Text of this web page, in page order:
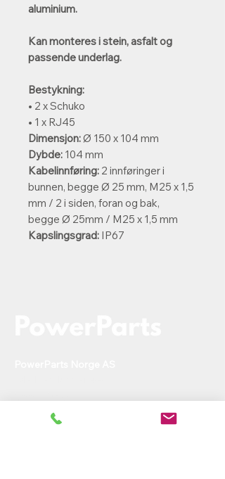
aluminium.
Kan monteres i stein, asfalt og
passende underlag.
Bestykning:
• 2 x Schuko
• 1 x RJ45
Dimensjon:Ø 150 x 104 mm
Dybde: 104 mm
Kabelinnføring: 2 innføringer i
bunnen, begge Ø 25 mm, M25 x 1,5
mm / 2 i siden, foran og bak,
begge Ø 25mm / M25 x 1,5 mm
Kapslingsgrad: IP67